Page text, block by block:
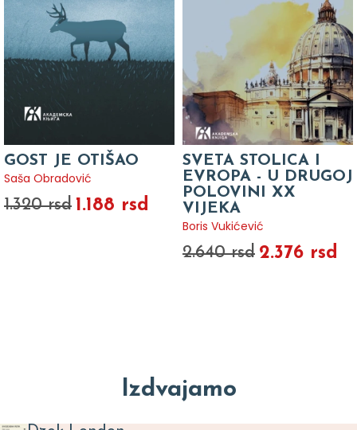
GOST JE OTIŠAO
Saša Obradović
1.320 rsd 1.188 rsd
SVETA STOLICA I
EVROPA - U DRUGOJ
POLOVINI XX
VIJEKA
Boris Vukićević
2.640 rsd 2.376 rsd
Izdvajamo